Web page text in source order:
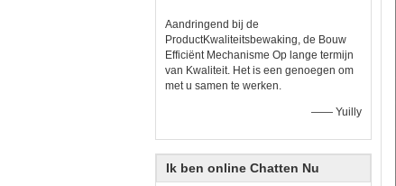
Aandringend bij de
ProductKwaliteitsbewaking, de Bouw
Efficiënt Mechanisme Op lange termijn
van Kwaliteit. Het is een genoegen om
met u samen te werken.
—— Yuilly
Ik ben online Chatten Nu